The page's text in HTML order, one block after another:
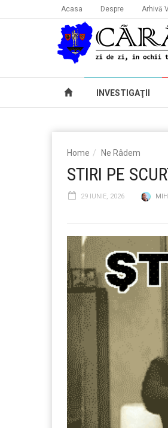
Acasa Despre Arhivă
INVESTIGAŢII
Home Ne Râdem
STIRI PE
29 IUNIE, 2026